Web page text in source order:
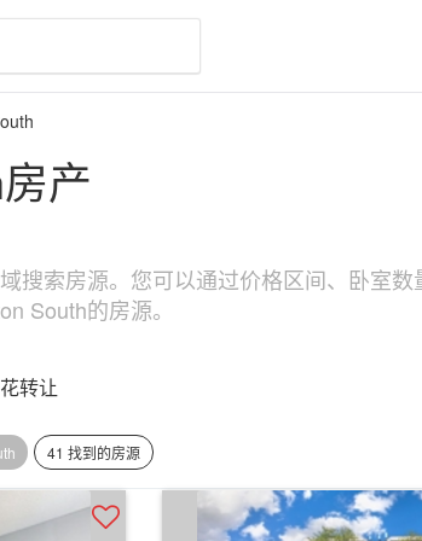
产
搜索房源。您可以通过价格区间、卧室
South的房源。
转让
41 找到的房源